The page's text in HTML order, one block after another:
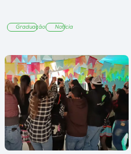
Graduação Notícia